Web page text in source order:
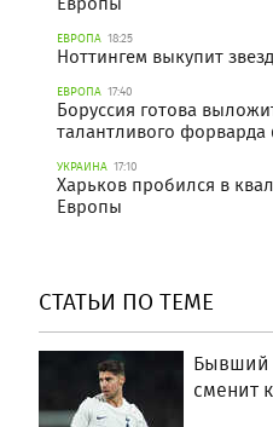
ЕВРОПА 18:25
Ноттингем выкупит
ЕВРОПА 17:40
Боруссия готова
талантливого
УКРАИНА 17:10
Харьков пробился в
Европы
СТАТЬИ ПО ТЕМЕ
Бывший
сменит